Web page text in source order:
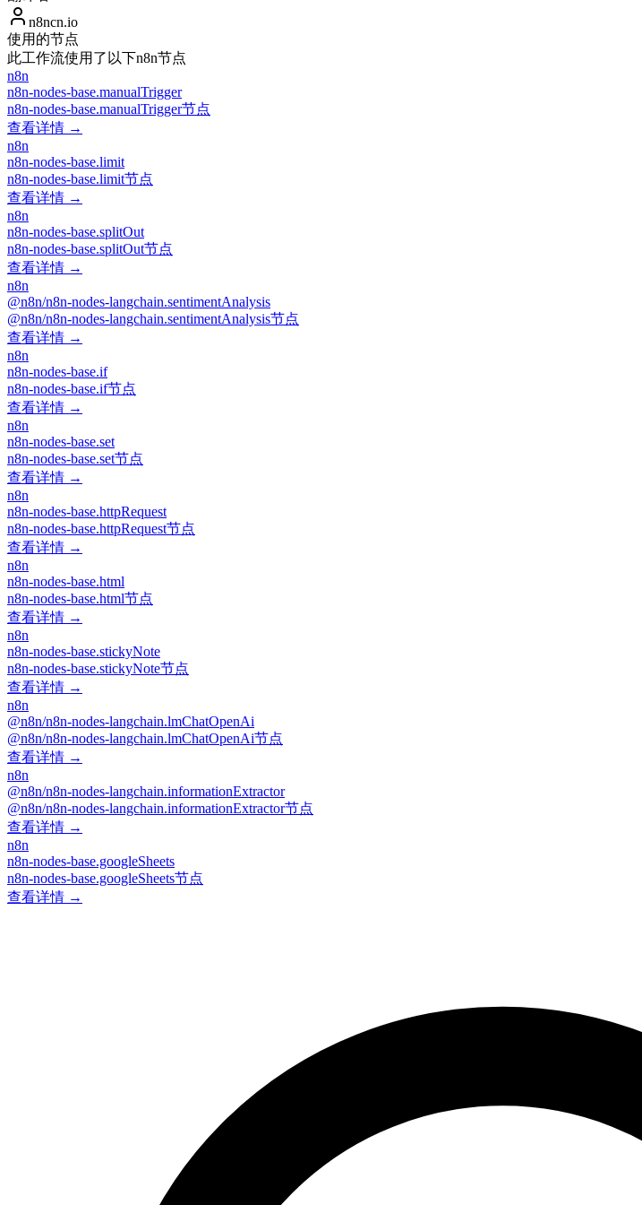
n8ncn.io
使用的节点
此工作流使用了以下n8n节点
n8n
n8n-nodes-base.manualTrigger
n8n-nodes-base.manualTrigger节点
查看详情 →
n8n
n8n-nodes-base.limit
n8n-nodes-base.limit节点
查看详情 →
n8n
n8n-nodes-base.splitOut
n8n-nodes-base.splitOut节点
查看详情 →
n8n
@n8n/n8n-nodes-langchain.sentimentAnalysis
@n8n/n8n-nodes-langchain.sentimentAnalysis节点
查看详情 →
n8n
n8n-nodes-base.if
n8n-nodes-base.if节点
查看详情 →
n8n
n8n-nodes-base.set
n8n-nodes-base.set节点
查看详情 →
n8n
n8n-nodes-base.httpRequest
n8n-nodes-base.httpRequest节点
查看详情 →
n8n
n8n-nodes-base.html
n8n-nodes-base.html节点
查看详情 →
n8n
n8n-nodes-base.stickyNote
n8n-nodes-base.stickyNote节点
查看详情 →
n8n
@n8n/n8n-nodes-langchain.lmChatOpenAi
@n8n/n8n-nodes-langchain.lmChatOpenAi节点
查看详情 →
n8n
@n8n/n8n-nodes-langchain.informationExtractor
@n8n/n8n-nodes-langchain.informationExtractor节点
查看详情 →
n8n
n8n-nodes-base.googleSheets
n8n-nodes-base.googleSheets节点
查看详情 →